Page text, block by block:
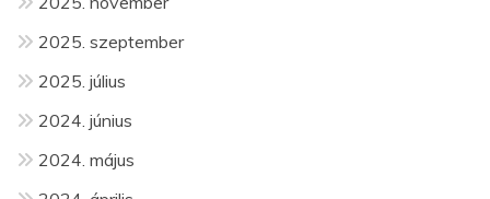
2025. szeptember
2025. július
2024. június
2024. május